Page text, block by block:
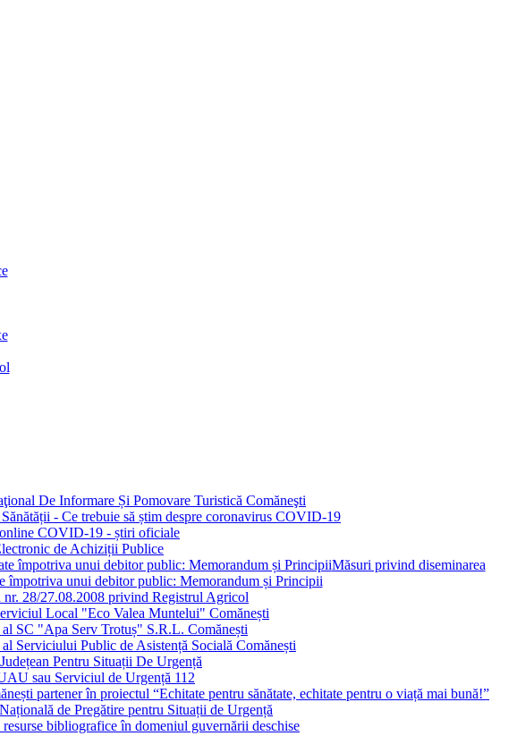
De Informare Și Pomovare Turistică Comăneşti
- Ce trebuie să știm despre coronavirus COVID-19
COVID-19 - știri oficiale
de Achiziții Publice
Măsuri privind diseminarea
împotriva unui debitor public: Memorandum și Principii
nr. 28/27.08.2008 privind Registrul Agricol
Local "Eco Valea Muntelui" Comănești
SC "Apa Serv Trotuș" S.R.L. Comănești
Serviciului Public de Asistență Socială Comănești
Pentru Situații De Urgență
sau Serviciul de Urgență 112
partener în proiectul “Echitate pentru sănătate, echitate pentru o viață mai bună!”
de Pregătire pentru Situații de Urgență
bibliografice în domeniul guvernării deschise